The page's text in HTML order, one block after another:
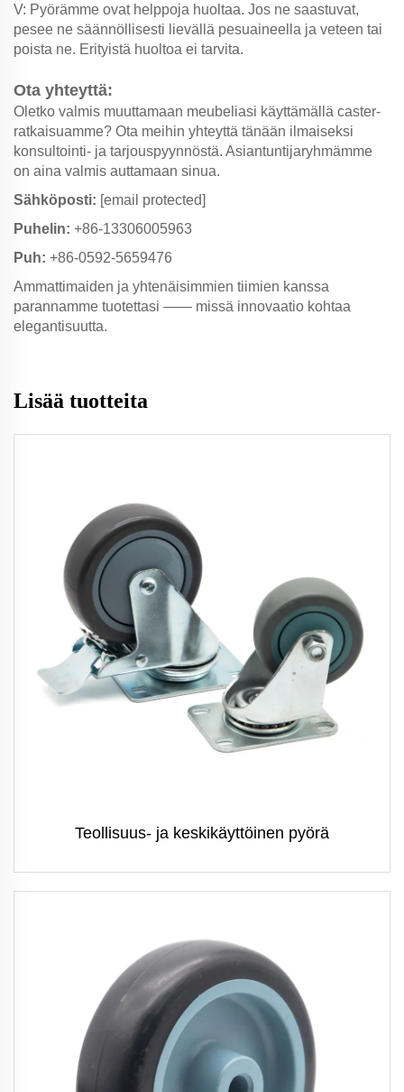
V: Pyörämme ovat helppoja huoltaa. Jos ne saastuvat,
pesee ne säännöllisesti lievällä pesuaineella ja veteen tai
poista ne. Erityistä huoltoa ei tarvita.
Ota yhteyttä:
Oletko valmis muuttamaan meubeliasi käyttämällä caster-
ratkaisuamme? Ota meihin yhteyttä tänään ilmaiseksi
konsultointi- ja tarjouspyynnöstä. Asiantuntijaryhmämme
on aina valmis auttamaan sinua.
Sähköposti: [email protected]
Puhelin: +86-13306005963
Puh: +86-0592-5659476
Ammattimaiden ja yhtenäisimmien tiimien kanssa
parannamme tuotettasi —— missä innovaatio kohtaa
elegantisuutta.
Lisää tuotteita
Teollisuus- ja keskikäyttöinen pyörä